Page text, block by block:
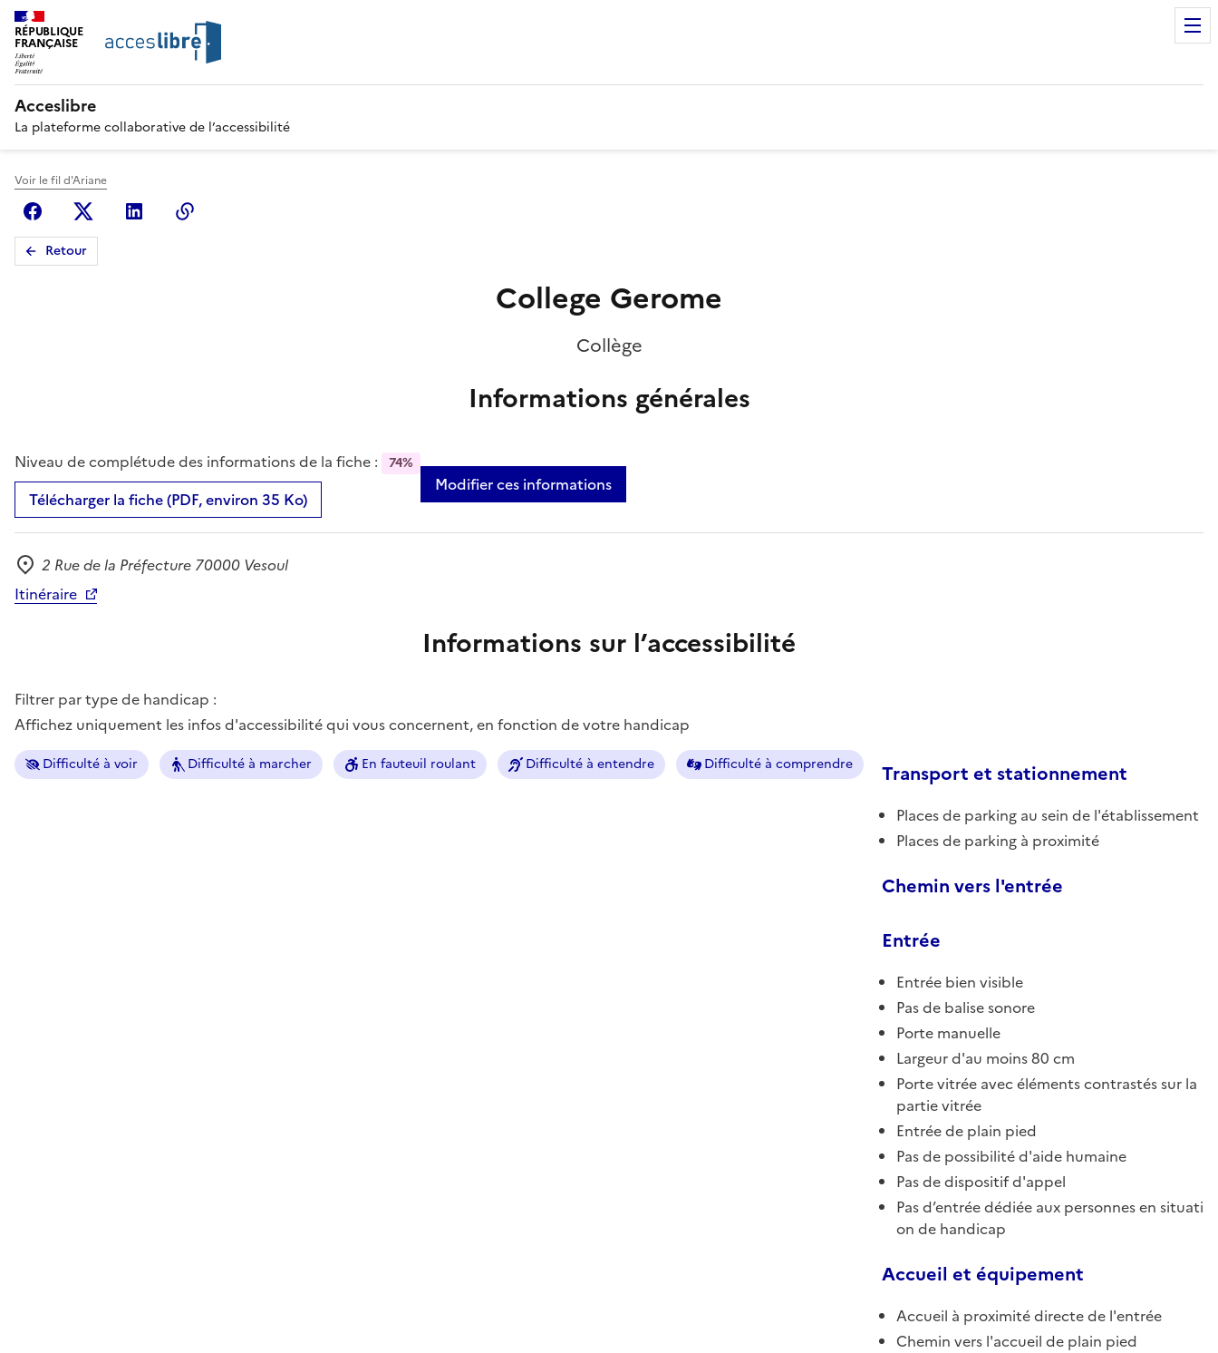
RÉPUBLIQUE
FRANÇAISE
Acceslibre
La plateforme collaborative de l’accessibilité
Voir le fil d'Ariane
FacebookX (anciennement Twitter)
Linkedin
Retour
College Gerome
Collège
Informations générales
Niveau de complétude des informations de la fiche : 74%
Télécharger la fiche (PDF, environ 35 Ko)
Modifier ces informations
Adresse
2 Rue de la Préfecture 70000 Vesoul
Itinéraire
Informations sur l’accessibilité
Filtrer par type de handicap :
Affichez uniquement les infos d'accessibilité qui vous concernent, en fonction de votre handicap
Difficulté à voir Difficulté à marcher En fauteuil roulant Difficulté à entendre Difficulté à comprendre Transport et stationnement
Places de parking au sein de l'établissement
Places de parking à proximité
Chemin vers l'entrée
Entrée
Entrée bien visible
Pas de balise sonore
Porte manuelle
Largeur d'au moins 80 cm
Porte vitrée avec éléments contrastés sur la
partie vitrée
Entrée de plain pied
Pas de possibilité d'aide humaine
Pas de dispositif d'appel
Pas d’entrée dédiée aux personnes en situati
on de handicap
Accueil et équipement
Accueil à proximité directe de l'entrée
Chemin vers l'accueil de plain pied